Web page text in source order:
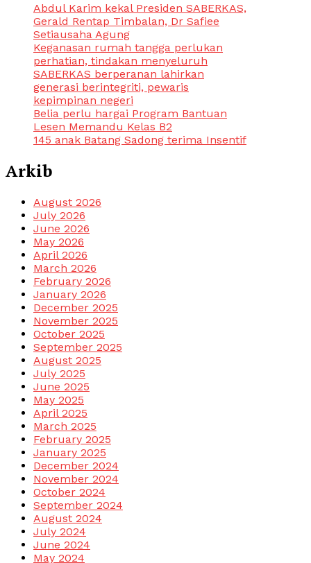
Abdul Karim kekal Presiden SABERKAS,
Gerald Rentap Timbalan, Dr Safiee
Setiausaha Agung
Keganasan rumah tangga perlukan
perhatian, tindakan menyeluruh
SABERKAS berperanan lahirkan
generasi berintegriti, pewaris
kepimpinan negeri
Belia perlu hargai Program Bantuan
Lesen Memandu Kelas B2
145 anak Batang Sadong terima Insentif
Arkib
August 2026
July 2026
June 2026
May 2026
April 2026
March 2026
February 2026
January 2026
December 2025
November 2025
October 2025
September 2025
August 2025
July 2025
June 2025
May 2025
April 2025
March 2025
February 2025
January 2025
December 2024
November 2024
October 2024
September 2024
August 2024
July 2024
June 2024
May 2024